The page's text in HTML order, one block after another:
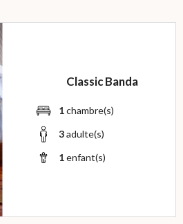
Classic Banda
1chambre(s)
3adulte(s)
1enfant(s)